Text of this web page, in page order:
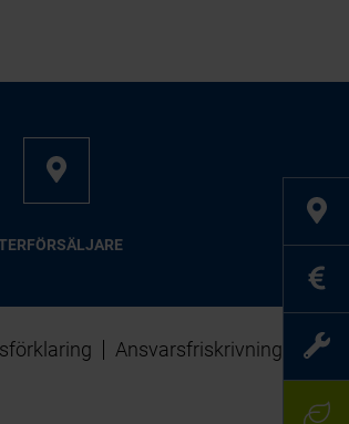
Ansvarsfriskrivning